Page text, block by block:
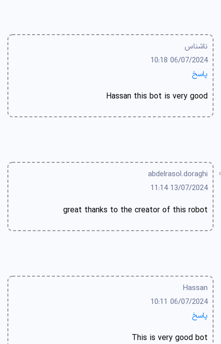
ناشناس
06/07/2024 10:18
پاسخ
Hassan this bot is very good
abdelrasol.doraghi
13/07/2024 11:14
great thanks to the creator of this robot
Hassan
06/07/2024 10:11
پاسخ
This is very good bot